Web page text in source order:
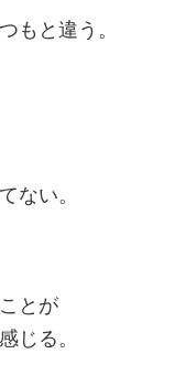
もと違う。
ない。
とが
じる。